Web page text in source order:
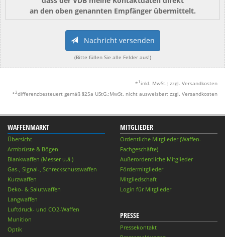
an den oben genannten Empfänger übermittelt.
Nachricht versenden
(Bitte füllen Sie alle Felder aus!)
* 1 inkl. MwSt.; zzgl. Versandkosten
*2differenzbesteuert gemäß §25a UStG.;MwSt. nicht ausweisbar; zzgl. Versandkosten
WAFFENMARKT
Übersicht
Armbrüste & Bögen
Blankwaffen (Messer u.ä.)
Gas-, Signal-, Schreckschusswaffen
Kurzwaffen
Deko- & Salutwaffen
Langwaffen
Luftdruck- und CO2-Waffen
Munition
Optik
MITGLIEDER
Ordentliche Mitglieder (Waffen-
Fachgeschäfte)
Außerordentliche Mitglieder
Fördermitglieder
Mitgliedschaft
Login für Mitglieder
PRESSE
Pressekontakt